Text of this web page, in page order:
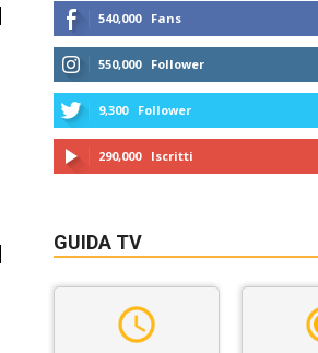
540,000 Fans
550,000 Follower
9,300 Follower
290,000 Iscritti
GUIDA TV